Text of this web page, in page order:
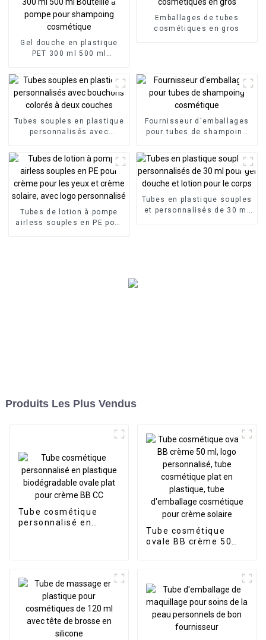
Gel douche en plastique
PET 300 ml 500 ml
shampoing cosmétique
Emballages de tubes
cosmétiques en gros
Tubes souples en plastique
personnalisés avec
couches
Fournisseur d'emballages
pour tubes de shampoing
Tubes de lotion à pompe
airless souples en PE pour
Tubes en plastique souples
et personnalisés de 30 ml
Produits Les Plus Vendus
Tube cosmétique
personnalisé en
Tube cosmétique
ovale BB crème 50
d'emballage
cosmétique pour
crème solaire